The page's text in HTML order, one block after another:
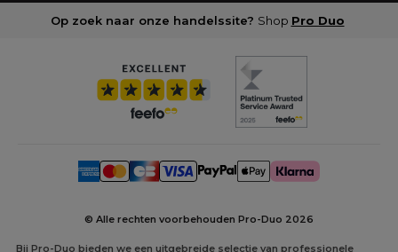
Op zoek naar onze handelssite? Shop Pro Duo
© Alle rechten voorbehouden Pro-Duo 2026
Bij Pro-Duo bieden we een uitgebreide selectie van professionele